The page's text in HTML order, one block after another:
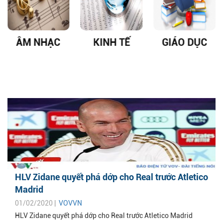
ÂM NHẠC KINH TẾ GIÁO DỤC
HLV Zidane quyết phá dớp cho Real trước Atletico
Madrid
01/02/2020 | VOVVN
HLV Zidane quyết phá dớp cho Real trước Atletico Madrid